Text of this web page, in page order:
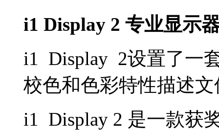
i1 Display 2 专业显示
i1 Display 2设置了一
校色和色彩特性描述
i1 Display 2 是一款获